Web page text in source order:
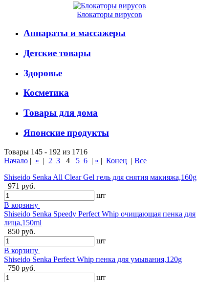
Блокаторы вирусов
Аппараты и массажеры
Детские товары
Здоровье
Косметика
Товары для дома
Японские продукты
Товары 145 - 192 из 1716
Начало | « | 2 3 4 5 6 | » | Конец | Все
Shiseido Senka All Clear Gel гель для снятия макияжа,160g
971 руб.
шт
В корзину
Shiseido Senka Speedy Perfect Whip очищающая пенка для
лица,150ml
850 руб.
шт
В корзину
Shiseido Senka Perfect Whip пенка для умывания,120g
750 руб.
шт